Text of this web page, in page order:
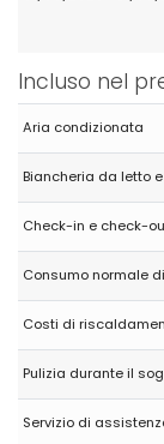
Incluso nel
Aria condizionata
Biancheria da letto
Check-in e check-
Consumo normale
Costi di
Pulizia durante il
Servizio di